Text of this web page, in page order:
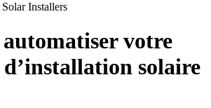
Installers
votre
solaire